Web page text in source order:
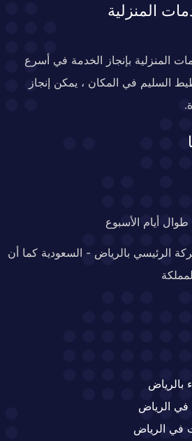
المنزلية
المنزلية بإنجاز الخدمة في أسرع
السليم في المكان ، يمكن إنجاز
الرئيسي بالرياض - السعودية كما أن
بالرياض
الرياض
في الرياض